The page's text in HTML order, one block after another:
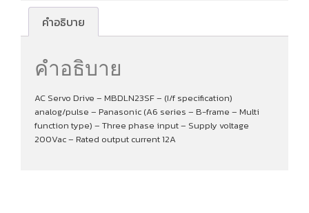
คำอธิบาย
คำอธิบาย
AC Servo Drive – MBDLN23SF – (I/f specification)
analog/pulse – Panasonic (A6 series – B-frame – Multi
function type) – Three phase input – Supply voltage
200Vac – Rated output current 12A